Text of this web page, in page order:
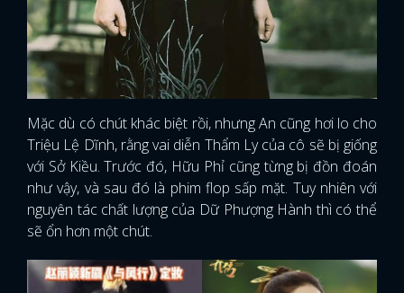
Mặc dù có chút khác biệt rồi, nhưng An cũng hơi lo cho
Triệu Lệ Dĩnh, rằng vai diễn Thẩm Ly của cô sẽ bị giống
với Sở Kiều. Trước đó, Hữu Phỉ cũng từng bị đồn đoán
như vậy, và sau đó là phim flop sấp mặt. Tuy nhiên với
nguyên tác chất lượng của Dữ Phượng Hành thì có thể
sẽ ổn hơn một chút.